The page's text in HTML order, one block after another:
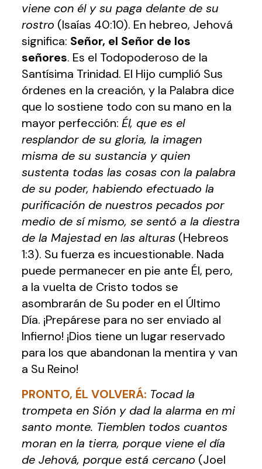
viene con él y su paga delante de su
rostro (Isaías 40:10). En hebreo, Jehová
significa: Señor, el Señor de los
señores. Es el Todopoderoso de la
Santísima Trinidad. El Hijo cumplió Sus
órdenes en la creación, y la Palabra dice
que lo sostiene todo con su mano en la
mayor perfección: Él, que es el
resplandor de su gloria, la imagen
misma de su sustancia y quien
sustenta todas las cosas con la palabra
de su poder, habiendo efectuado la
purificación de nuestros pecados por
medio de sí mismo, se sentó a la diestra
de la Majestad en las alturas(Hebreos
1:3). Su fuerza es incuestionable. Nada
puede permanecer en pie ante Él, pero,
a la vuelta de Cristo todos se
asombrarán de Su poder en el Último
Día. ¡Prepárese para no ser enviado al
Infierno! ¡Dios tiene un lugar reservado
para los que abandonan la mentira y van
a Su Reino!
PRONTO, ÉL VOLVERÁ: Tocad la
trompeta en Sión y dad la alarma en mi
santo monte. Tiemblen todos cuantos
moran en la tierra, porque viene el día
de Jehová, porque está cercano (Joel